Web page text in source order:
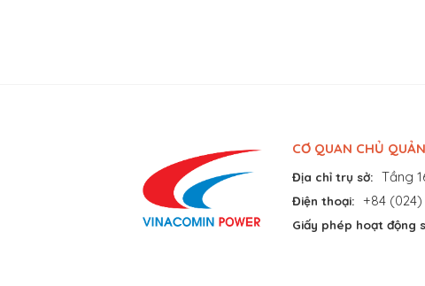
CƠ QUAN CHỦ
Địa chỉ trụ sở: Tầng
Điện thoại: +84 (024)
Giấy phép hoạt động